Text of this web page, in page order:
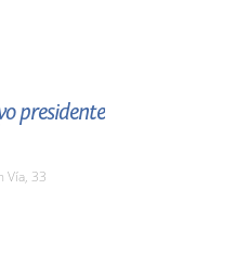
presidente
Vía, 33